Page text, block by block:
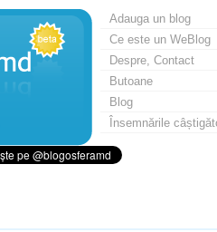
Adauga un blog
Ce este un WeBlog
Despre, Contact
Butoane
Blog
Însemnările